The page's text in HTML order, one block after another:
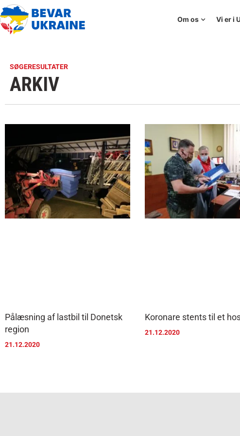
Om os Vi er i
SØGERESULTATER
ARKIV
Pålæsning af lastbil til Donetsk
region
21.12.2020
Koronare stents til et
21.12.2020